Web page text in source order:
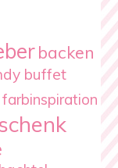
backen
buffet
farbinspiration